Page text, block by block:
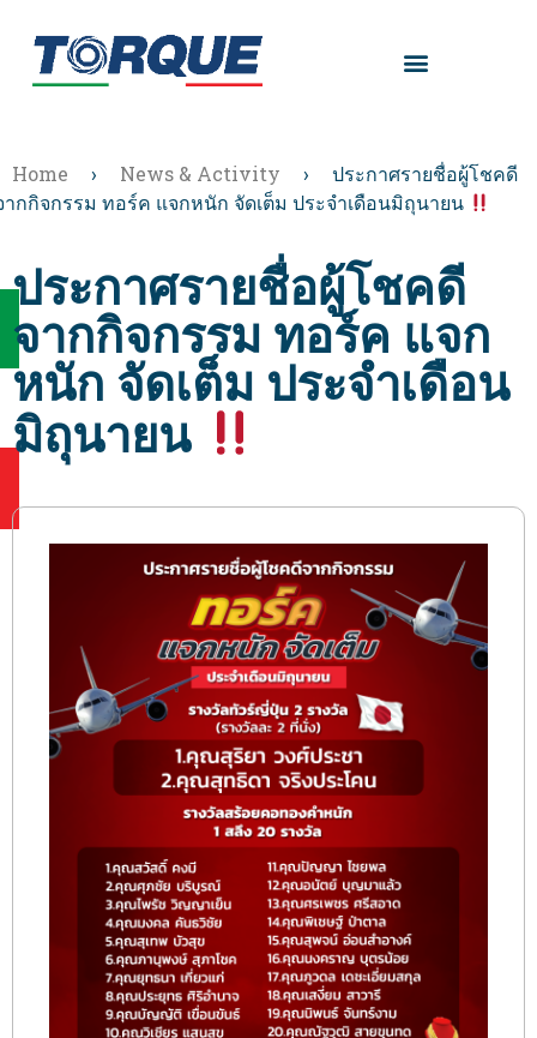
Home › News & Activity ›
ประกาศรายชื่อผู้โชคดี
ากกิจกรรม ทอร์ค แจกหนัก จัดเต็ม ประจำเดือนมิถุนายน
ประกาศรายชื่อผู้โชคดี
จากกิจกรรม ทอร์ค แจก
หนัก จัดเต็ม ประจำเดือน
มิถุนายน